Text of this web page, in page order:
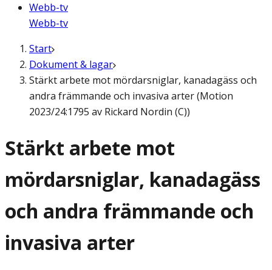
Webb-tv
Webb-tv
Start
Dokument & lagar
Stärkt arbete mot mördarsniglar, kanadagäss och
andra främmande och invasiva arter (Motion
2023/24:1795 av Rickard Nordin (C))
Stärkt arbete mot
mördarsniglar, kanadagäss
och andra främmande och
invasiva arter